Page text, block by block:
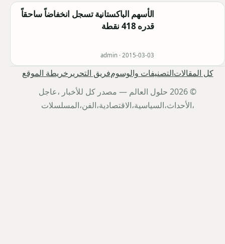
الأسهم الباكستانية تسجل انخفاضاً ساحقاً
قدره 418 نقطة
admin · 2015-03-03
كل المقالاتالتصنيفات والوسومفريق التحرير خريطة الموقع
© 2026 حلول العالم — مصدر كل للأخبار ،عاجل
،الأحداث،السياسية،الاقتصادية،الفن،المسلسلات